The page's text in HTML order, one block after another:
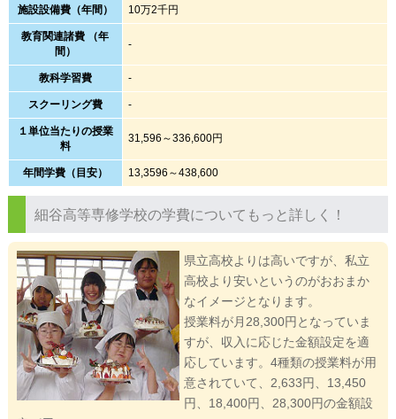
施設設備費（年間） 10万2千円
教育関連諸費 （年
間）
-
教科学習費 -
スクーリング費 -
１単位当たりの授業
料
31,596～336,600円
年間学費（目安） 13,3596～438,600
細谷高等専修学校の学費についてもっと詳しく！
県立高校よりは高いですが、私立
高校より安いというのがおおまか
なイメージとなります。
授業料が月28,300円となっていま
すが、収入に応じた金額設定を適
応しています。4種類の授業料が用
意されていて、2,633円、13,450
円、18,400円、28,300円の金額設